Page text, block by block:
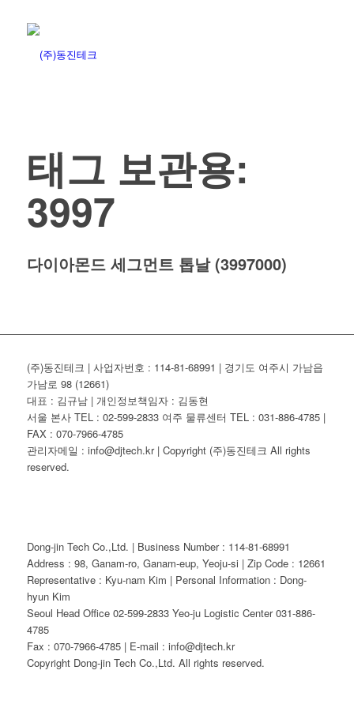
태그 보관용:
3997
다이아몬드 세그먼트 톱날 (3997000)
(주)동진테크 | 사업자번호 : 114-81-68991 | 경기도 여주시 가남읍
가남로 98 (12661)
대표 : 김규남 | 개인정보책임자 : 김동현
서울 본사 TEL : 02-599-2833 여주 물류센터 TEL : 031-886-4785 |
FAX : 070-7966-4785
관리자메일 : info@djtech.kr | Copyright (주)동진테크 All rights
reserved.
Dong-jin Tech Co.,Ltd. | Business Number : 114-81-68991
Address : 98, Ganam-ro, Ganam-eup, Yeoju-si | Zip Code : 12661
Representative : Kyu-nam Kim | Personal Information : Dong-
hyun Kim
Seoul Head Office 02-599-2833 Yeo-ju Logistic Center 031-886-
4785
Fax : 070-7966-4785 | E-mail : info@djtech.kr
Copyright Dong-jin Tech Co.,Ltd. All rights reserved.